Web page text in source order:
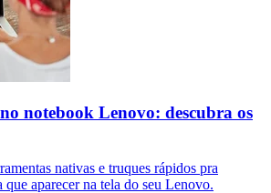
notebook Lenovo: descubra os
nativas e truques rápidos pra
que aparecer na tela do seu Lenovo.